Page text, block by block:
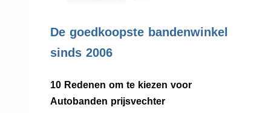
De goedkoopste bandenwinkel
sinds 2006
10 Redenen om te kiezen voor
Autobanden prijsvechter